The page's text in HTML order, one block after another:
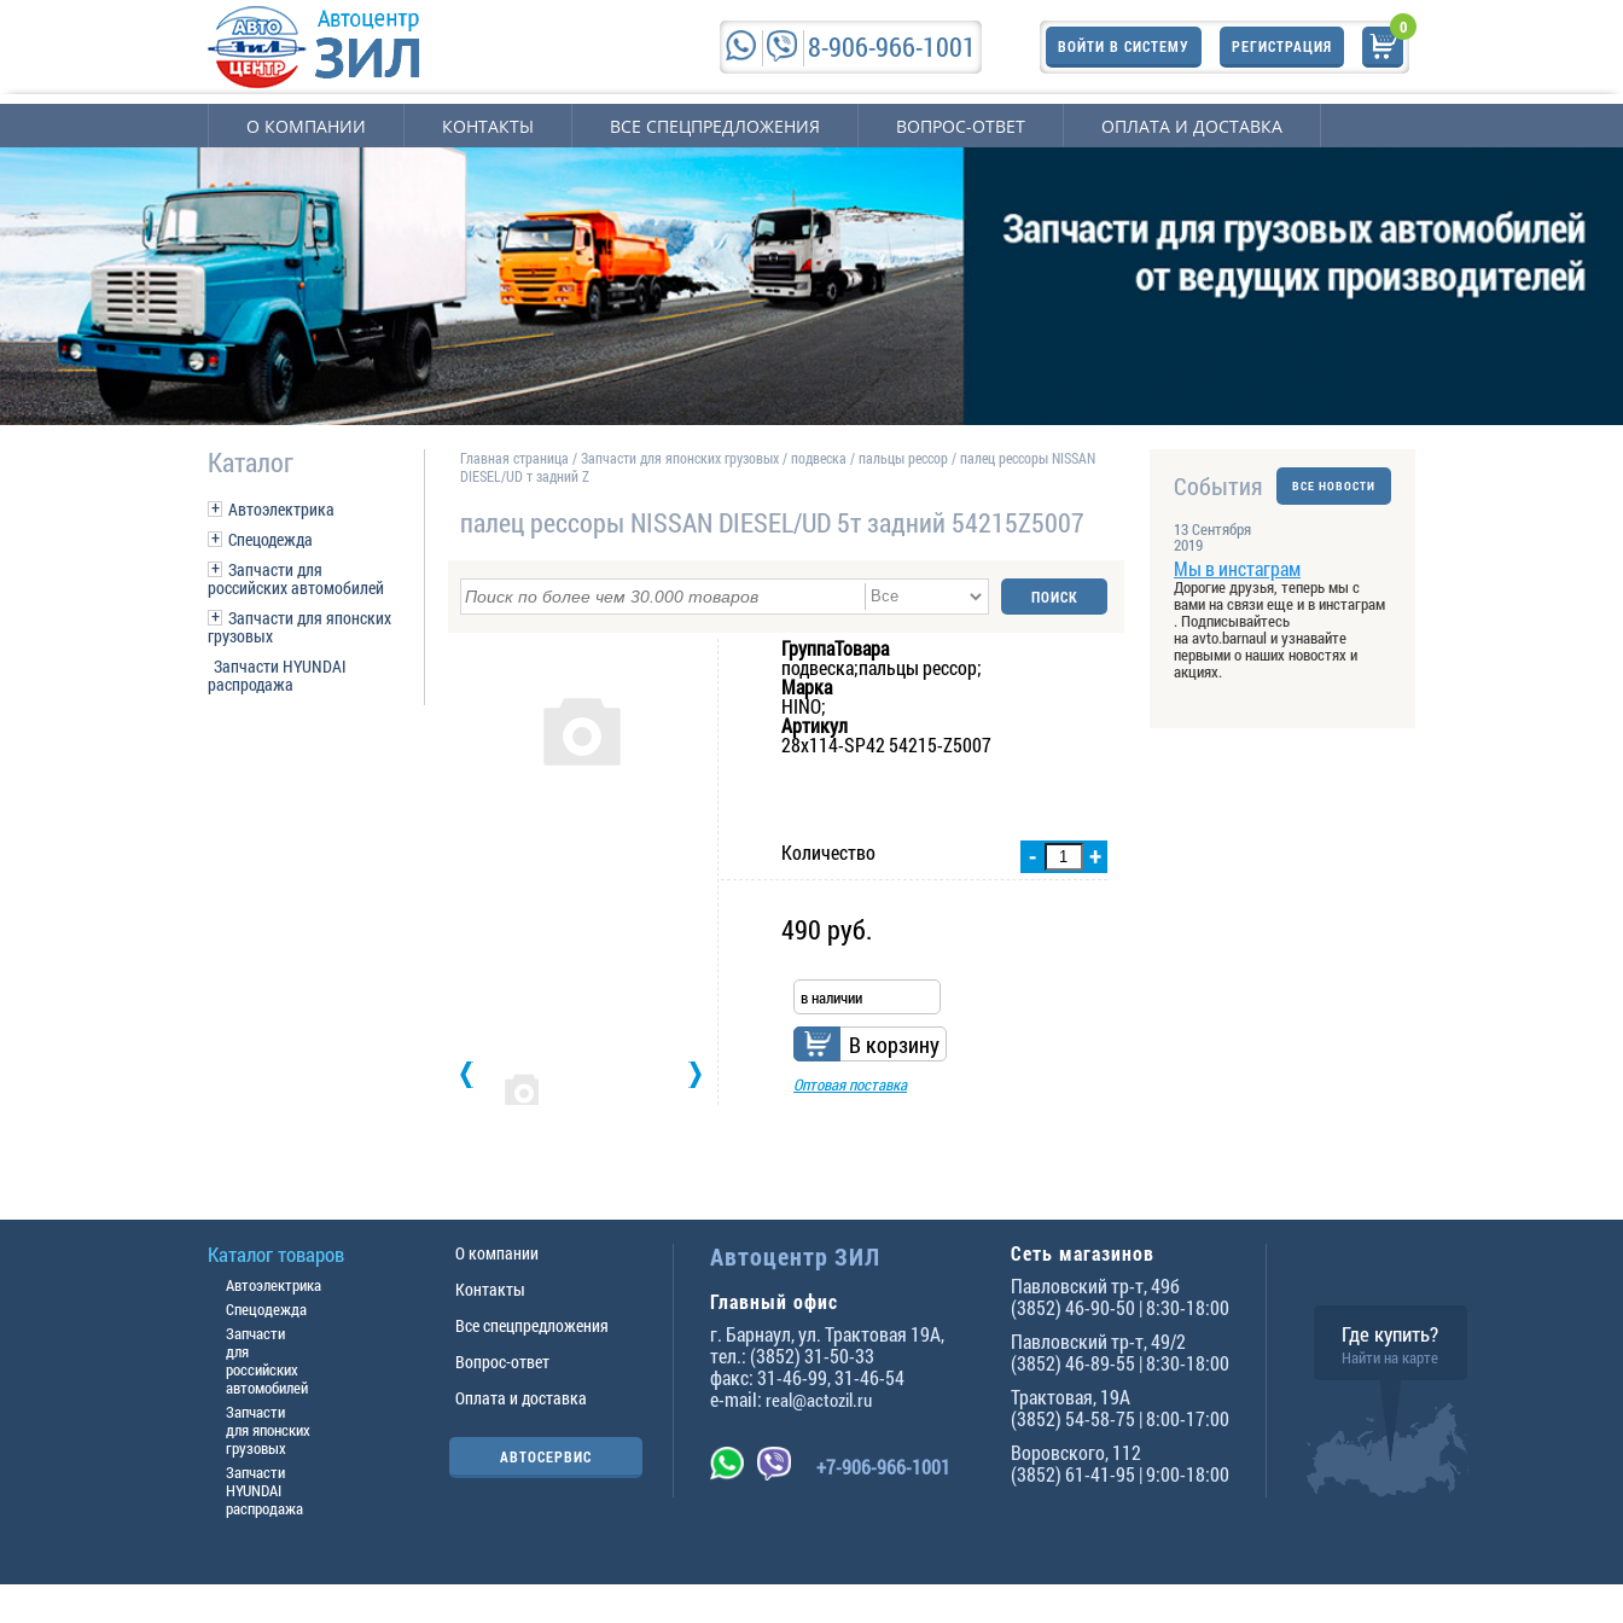
8-906-966-1001
0
ВОЙТИ В СИСТЕМУ РЕГИСТРАЦИЯ
О КОМПАНИИ КОНТАКТЫ ВСЕ СПЕЦПРЕДЛОЖЕНИЯ ВОПРОС-ОТВЕТ ОПЛАТА И ДОСТАВКА
Каталог
Автоэлектрика
Спецодежда
Запчасти для
российских автомобилей
Запчасти для японских
грузовых
Запчасти HYUNDAI
распродажа
ВСЕ НОВОСТИ
События
13 Сентября
2019
Мы в инстаграм
Дорогие друзья, теперь мы с
вами на связи еще и в инстаграм
. Подписывайтесь
на avto.barnaul и узнавайте
первыми о наших новостях и
акциях.
Главная страница /Запчасти для японских грузовых/подвеска /пальцы рессор/палец рессоры NISSAN
DIESEL/UD т задний Z
палец рессоры NISSAN DIESEL/UD 5т задний 54215Z5007
ГруппаТовара
подвеска;пальцы рессор;
Марка
HINO;
Артикул
28x114-SP42 54215-Z5007
+
-
Количество
490 руб.
в наличии
В корзину
Оптовая поставка
Каталог товаров
Автоэлектрика
Спецодежда
Запчасти
для
российских
автомобилей
Запчасти
для японских
грузовых
Запчасти
HYUNDAI
распродажа
О компании
Контакты
Все спецпредложения
Вопрос-ответ
Оплата и доставка
АВТОСЕРВИС
Автоцентр ЗИЛ
Главный офис
г. Барнаул,ул. Трактовая 19А,
тел.: (3852) 31-50-33
факс:31-46-99,31-46-54
e-mail: real@actozil.ru
+7-906-966-1001
Сеть магазинов
Павловский тр-т, 49б
(3852) 46-90-50 | 8:30-18:00
Павловский тр-т, 49/2
(3852) 46-89-55 | 8:30-18:00
Трактовая, 19А
(3852) 54-58-75 | 8:00-17:00
Воровского, 112
(3852) 61-41-95 | 9:00-18:00
Где купить?
Найти на карте